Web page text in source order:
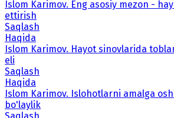
Islom Karimov. Eng asosiy mezon -
ettirish
Saqlash
Haqida
Islom Karimov. Hayot sinovlarida
eli
Saqlash
Haqida
Islom Karimov. Islohotlarni amalga
bo'laylik